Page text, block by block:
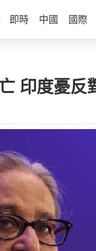
即時 中國 國際
印度憂反